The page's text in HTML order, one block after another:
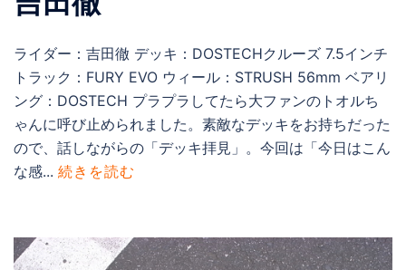
ライダー：吉田徹 デッキ：DOSTECHクルーズ 7.5インチ
トラック：FURY EVO ウィール：STRUSH 56mm ベアリ
ング：DOSTECH プラプラしてたら大ファンのトオルち
ゃんに呼び止められました。素敵なデッキをお持ちだった
ので、話しながらの「デッキ拝見」。今回は「今日はこん
な感... 続きを読む